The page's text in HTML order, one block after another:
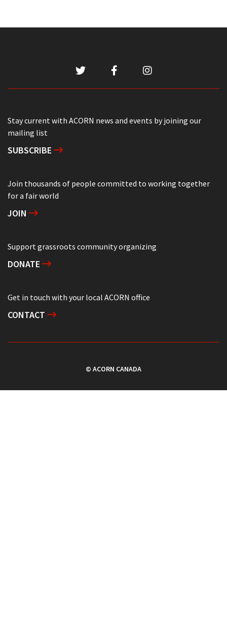
Stay current with ACORN news and events by joining our
mailing list
SUBSCRIBE
Join thousands of people committed to working together
for a fair world
JOIN
Support grassroots community organizing
DONATE
Get in touch with your local ACORN office
CONTACT
© ACORN CANADA